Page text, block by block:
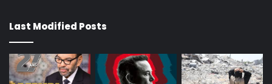
Last Modified Posts